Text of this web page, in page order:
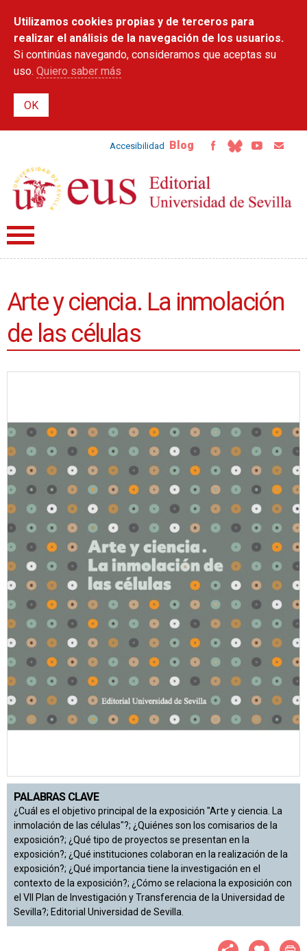
contenido
principal
Utilizamos cookies propias y de terceros para
realizar el análisis de la navegación de los usuarios.
Si continúas navegando, consideramos que aceptas su
uso. Quiero saber más
Accesibilidad Blog
Arte y ciencia. La inmolación
de las células
PALABRAS CLAVE
¿Cuál es el objetivo principal de la exposición "Arte y ciencia. La
inmolación de las células"?; ¿Quiénes son los comisarios de la
exposición?; ¿Qué tipo de proyectos se presentan en la
exposición?; ¿Qué instituciones colaboran en la realización de la
exposición?; ¿Qué importancia tiene la investigación en el
contexto de la exposición?; ¿Cómo se relaciona la exposición con
el VII Plan de Investigación y Transferencia de la Universidad de
Sevilla?; Editorial Universidad de Sevilla.